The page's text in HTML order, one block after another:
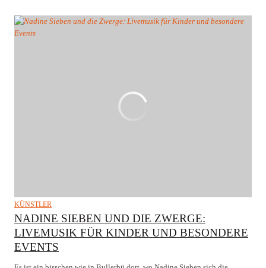
KÜNSTLER
NADINE SIEBEN UND DIE ZWERGE:
LIVEMUSIK FÜR KINDER UND BESONDERE
EVENTS